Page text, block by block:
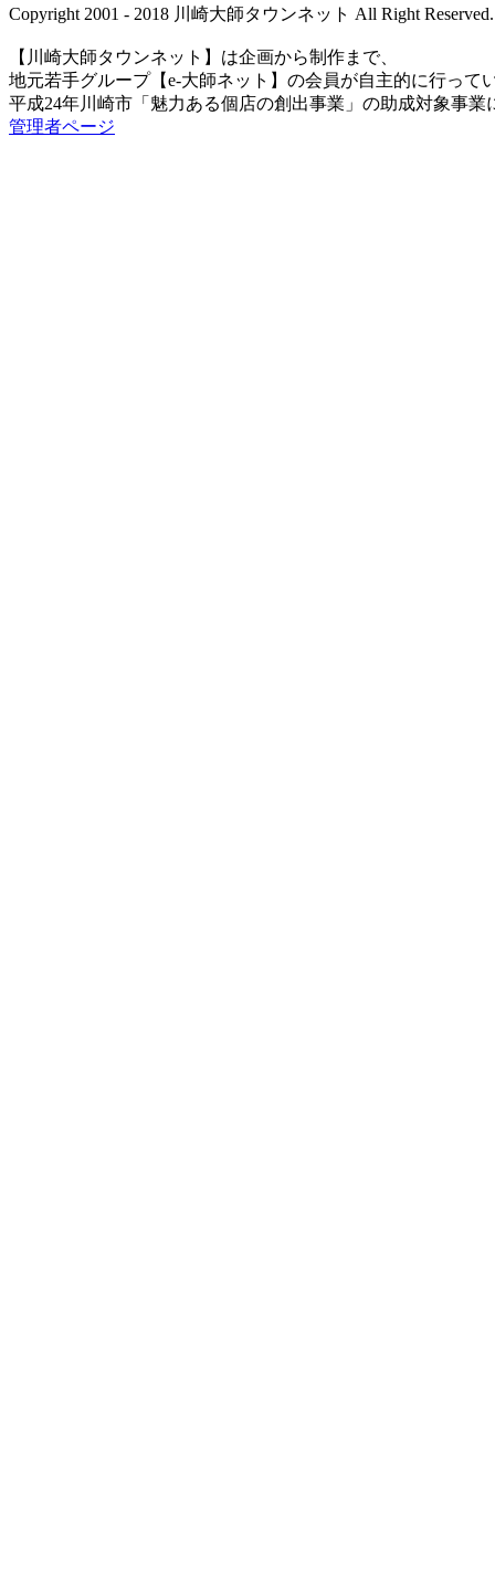
Copyright 2001 - 2018 川崎大師タウンネット All Right Reserved.
【川崎大師タウンネット】は企画から制作まで、
地元若手グループ【e-大師ネット】の会員が自主的に行って
平成24年川崎市「魅力ある個店の創出事業」の助成対象事業
管理者ページ